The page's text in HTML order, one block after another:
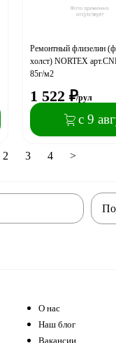
Ремонтный флизелин
холст) NORTEX
85г/м2
1 522 ₽/рул
с 9
2 3 4 >
О нас
Наш блог
Вакансии